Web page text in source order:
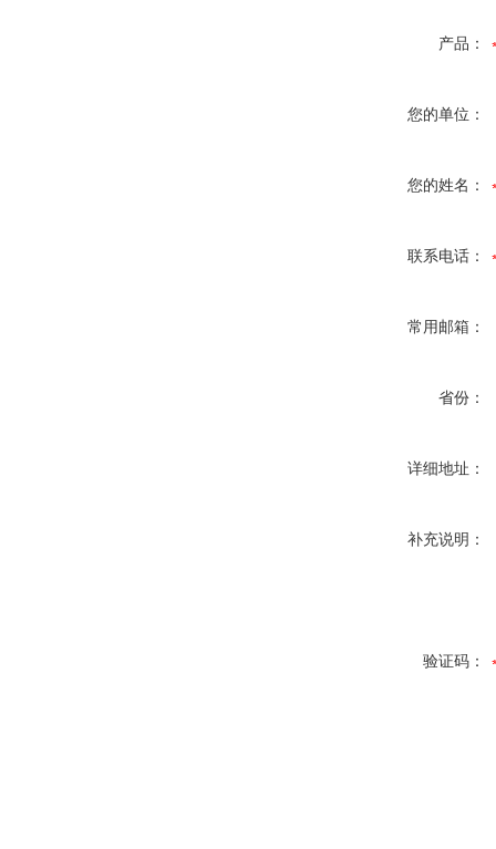
产品：
您的单位：
您的姓名：
联系电话：
常用邮箱：
省份：
详细地址：
补充说明：
验证码：